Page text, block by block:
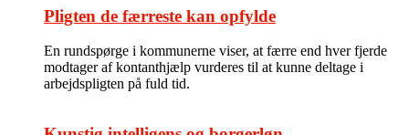
Pligten de færreste kan opfylde
En rundspørge i kommunerne viser, at færre end hver fjerde
modtager af kontanthjælp vurderes til at kunne deltage i
arbejdspligten på fuld tid.